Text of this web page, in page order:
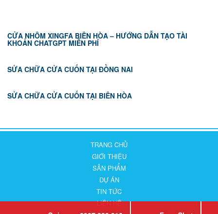
CỬA NHÔM XINGFA BIÊN HÒA – HƯỚNG DẪN TẠO TÀI
KHOẢN CHATGPT MIỄN PHÍ
SỬA CHỮA CỬA CUỐN TẠI ĐỒNG NAI
SỬA CHỮA CỬA CUỐN TẠI BIÊN HÒA
TRANG CHỦ
GIỚI THIỆU
SẢN PHẨM
DỰ ÁN
TIN TỨC
LIÊN HỆ